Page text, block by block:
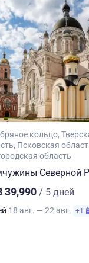
кольцо
Псковская
область
Северной
39,990 / 5 дней
18 авг. — 22 авг. +1